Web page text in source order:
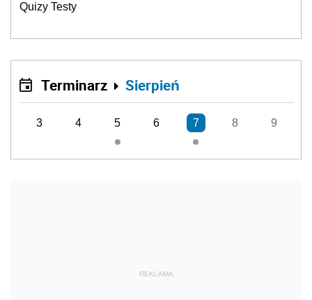
Quizy Testy
Terminarz Sierpień
3 4 5 6 7 8 9
REKLAMA